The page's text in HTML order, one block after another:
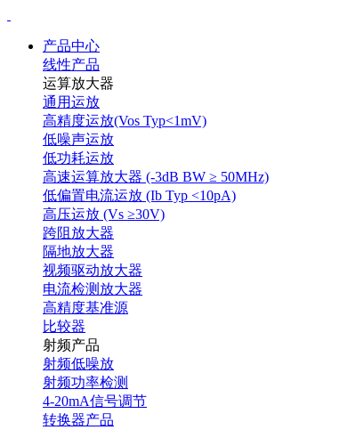
产品中心
线性产品
运算放大器
通用运放
高精度运放(Vos Typ<1mV)
低噪声运放
低功耗运放
高速运算放大器 (-3dB BW ≥ 50MHz)
低偏置电流运放 (Ib Typ <10pA)
高压运放 (Vs ≥30V)
跨阻放大器
隔地放大器
视频驱动放大器
电流检测放大器
高精度基准源
比较器
射频产品
射频低噪放
射频功率检测
4-20mA信号调节
转换器产品